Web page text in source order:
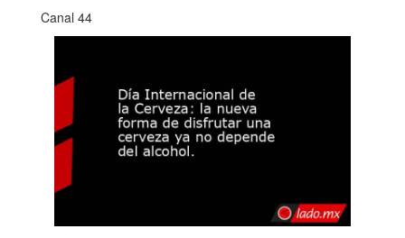
Canal 44